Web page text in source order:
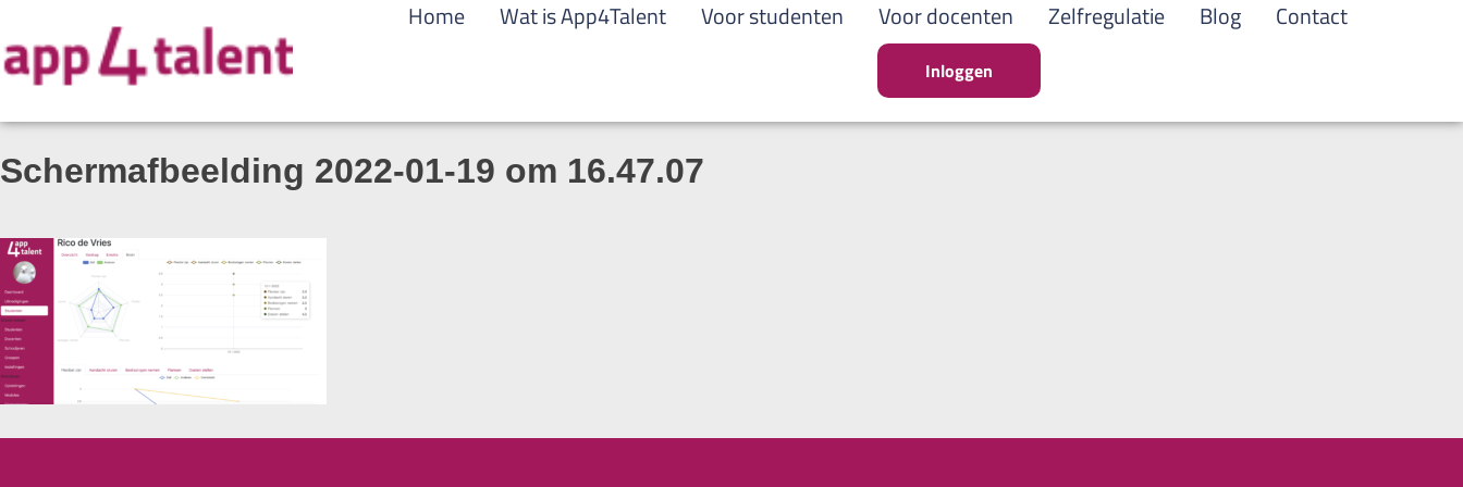
Home Wat is App4Talent Voor studenten Voor docenten Zelfregulatie Blog Contact
Inloggen
Schermafbeelding 2022-01-19 om 16.47.07